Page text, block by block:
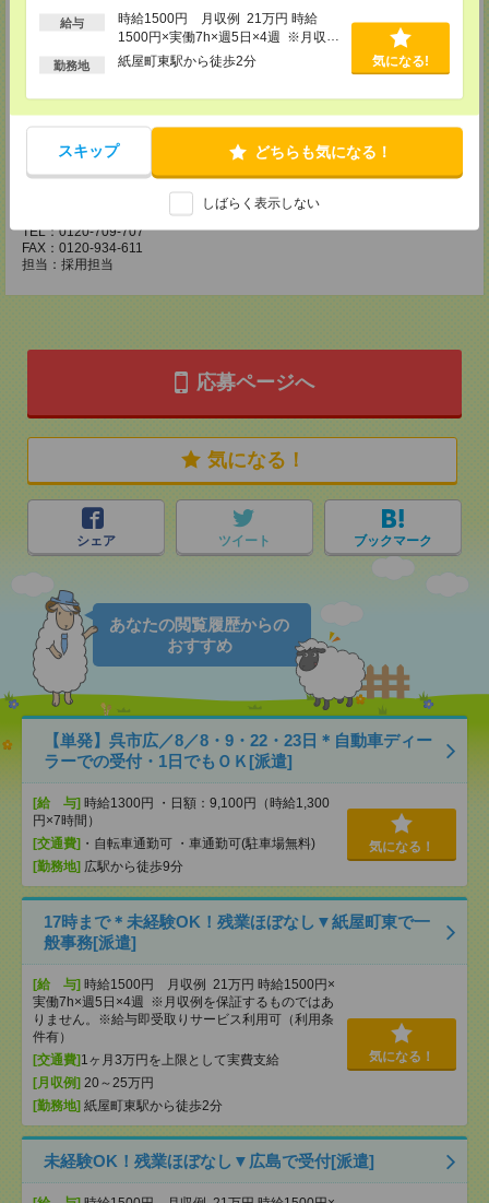
給与
時給1500円 月収例 21万円 時給
1500円×実働7h×週5日×4週 ※月収例
を保証するものではありません。※給
勤務地 紙屋町東駅から徒歩2分 気になる!
スキップ どちらも気になる！
しばらく表示しない
担当：採用担当
福岡営業所
福岡県福岡市博多区中洲5丁目6番24号 第6ガーデンビル2階
TEL：0120-709-707
FAX：0120-709-927
担当：採用担当
熊本営業所
熊本県熊本市中央区花畑町4番1号 太陽生命熊本第2ビル9階
TEL：0120-709-707
FAX：0120-934-611
担当：採用担当
応募ページへ
気になる！
シェア ツイート ブックマーク
あなたの閲覧履歴からの
おすすめ
【単発】呉市広／8／8・9・22・23日＊自動車ディー
ラーでの受付・1日でもＯＫ[派遣]
[給 与] 時給1300円 ・日額：9,100円（時給1,300
円×7時間）
[交通費] ・自転車通勤可 ・車通勤可(駐車場無料)
[勤務地] 広駅から徒歩9分
気になる！
17時まで＊未経験OK！残業ほぼなし▼紙屋町東で一
般事務[派遣]
[給 与] 時給1500円 月収例 21万円 時給1500円×
実働7h×週5日×4週 ※月収例を保証するものではあ
りません。※給与即受取りサービス利用可（利用条
件有）
[交通費] 1ヶ月3万円を上限として実費支給
[月収例] 20～25万円
[勤務地] 紙屋町東駅から徒歩2分
気になる！
未経験OK！残業ほぼなし▼広島で受付[派遣]